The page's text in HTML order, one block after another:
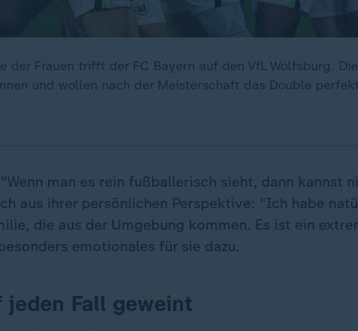
der Frauen trifft der FC Bayern auf den VfL Wolfsburg.
und wollen nach der Meisterschaft das Double
man es rein fußballerisch sieht, dann kannst
aus ihrer persönlichen Perspektive: "Ich habe
die aus der Umgebung kommen. Es ist ein
emotionales für sie dazu.
jeden Fall geweint